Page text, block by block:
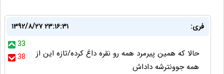
فری:
۱۳۹۲/۸/۲۷ ۲۳:۱۶:۳۱
33
38
حالا که همین پیرمرد همه رو نقره داغ کرده/تازه این از
همه جوونترشه داداش